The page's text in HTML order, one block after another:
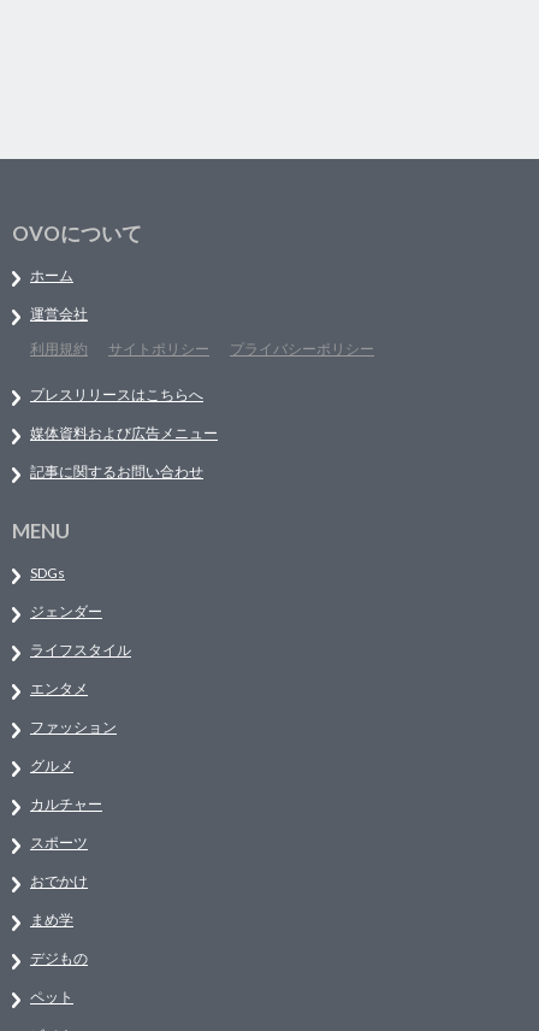
OVOについて
ホーム
運営会社
利用規約
サイトポリシー プライバシーポリシー
プレスリリースはこちらへ
媒体資料および広告メニュー
記事に関するお問い合わせ
MENU
SDGs
ジェンダー
ライフスタイル
エンタメ
ファッション
グルメ
カルチャー
スポーツ
おでかけ
まめ学
デジもの
ペット